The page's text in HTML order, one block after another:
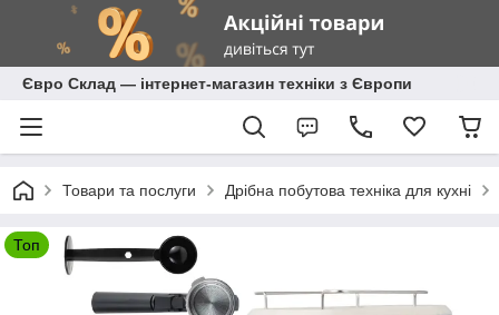
Євро Склад — інтернет-магазин техніки з Європи
Товари та послуги Дрібна побутова техніка для кухні
Топ